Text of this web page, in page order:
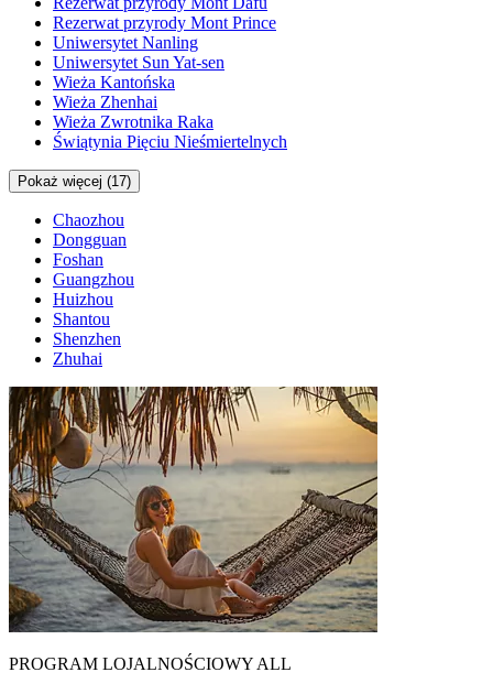
Rezerwat przyrody Mont Prince
Uniwersytet Nanling
Uniwersytet Sun Yat-sen
Wieża Kantońska
Wieża Zhenhai
Wieża Zwrotnika Raka
Świątynia Pięciu Nieśmiertelnych
Pokaż więcej (17)
Chaozhou
Dongguan
Foshan
Guangzhou
Huizhou
Shantou
Shenzhen
Zhuhai
PROGRAM LOJALNOŚCIOWY ALL